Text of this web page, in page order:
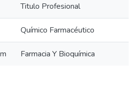
Titulo Profesional
Químico Farmacéutico
Farmacia Y Bioquímica